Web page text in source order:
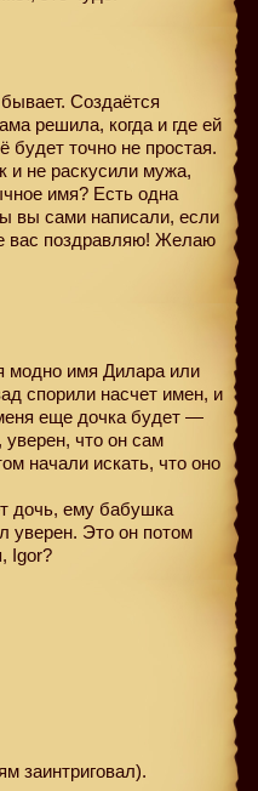
Создаётся
решила, когда и где ей
будет точно не простая.
и не раскусили мужа,
имя? Есть одна
вы сами написали, если
вас поздравляю! Желаю
модно имя Дилара или
спорили насчет имен, и
еще дочка будет —
что он сам
начали искать, что оно
дочь, ему бабушка
уверен. Это он потом
Igor?
заинтриговал).